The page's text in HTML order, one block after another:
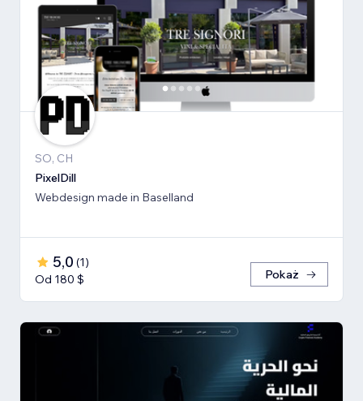
SO, CH
PixelDill
Webdesign made in Baselland
5,0 (1)
Od 180 $
Pokaż